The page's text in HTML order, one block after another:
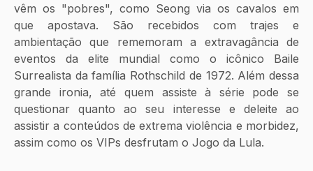
vêm os "pobres", como Seong via os cavalos em
que apostava. São recebidos com trajes e
ambientação que rememoram a extravagância de
eventos da elite mundial como o icônico Baile
Surrealista da família Rothschild de 1972. Além dessa
grande ironia, até quem assiste à série pode se
questionar quanto ao seu interesse e deleite ao
assistir a conteúdos de extrema violência e morbidez,
assim como os VIPs desfrutam o Jogo da Lula.